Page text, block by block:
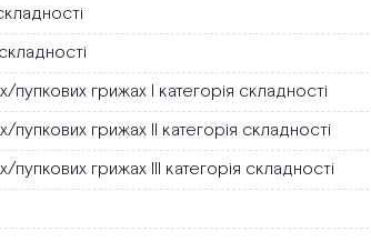
грижах І категорія складності
грижах ІІ категорія складності
грижах ІІІ категорія складності